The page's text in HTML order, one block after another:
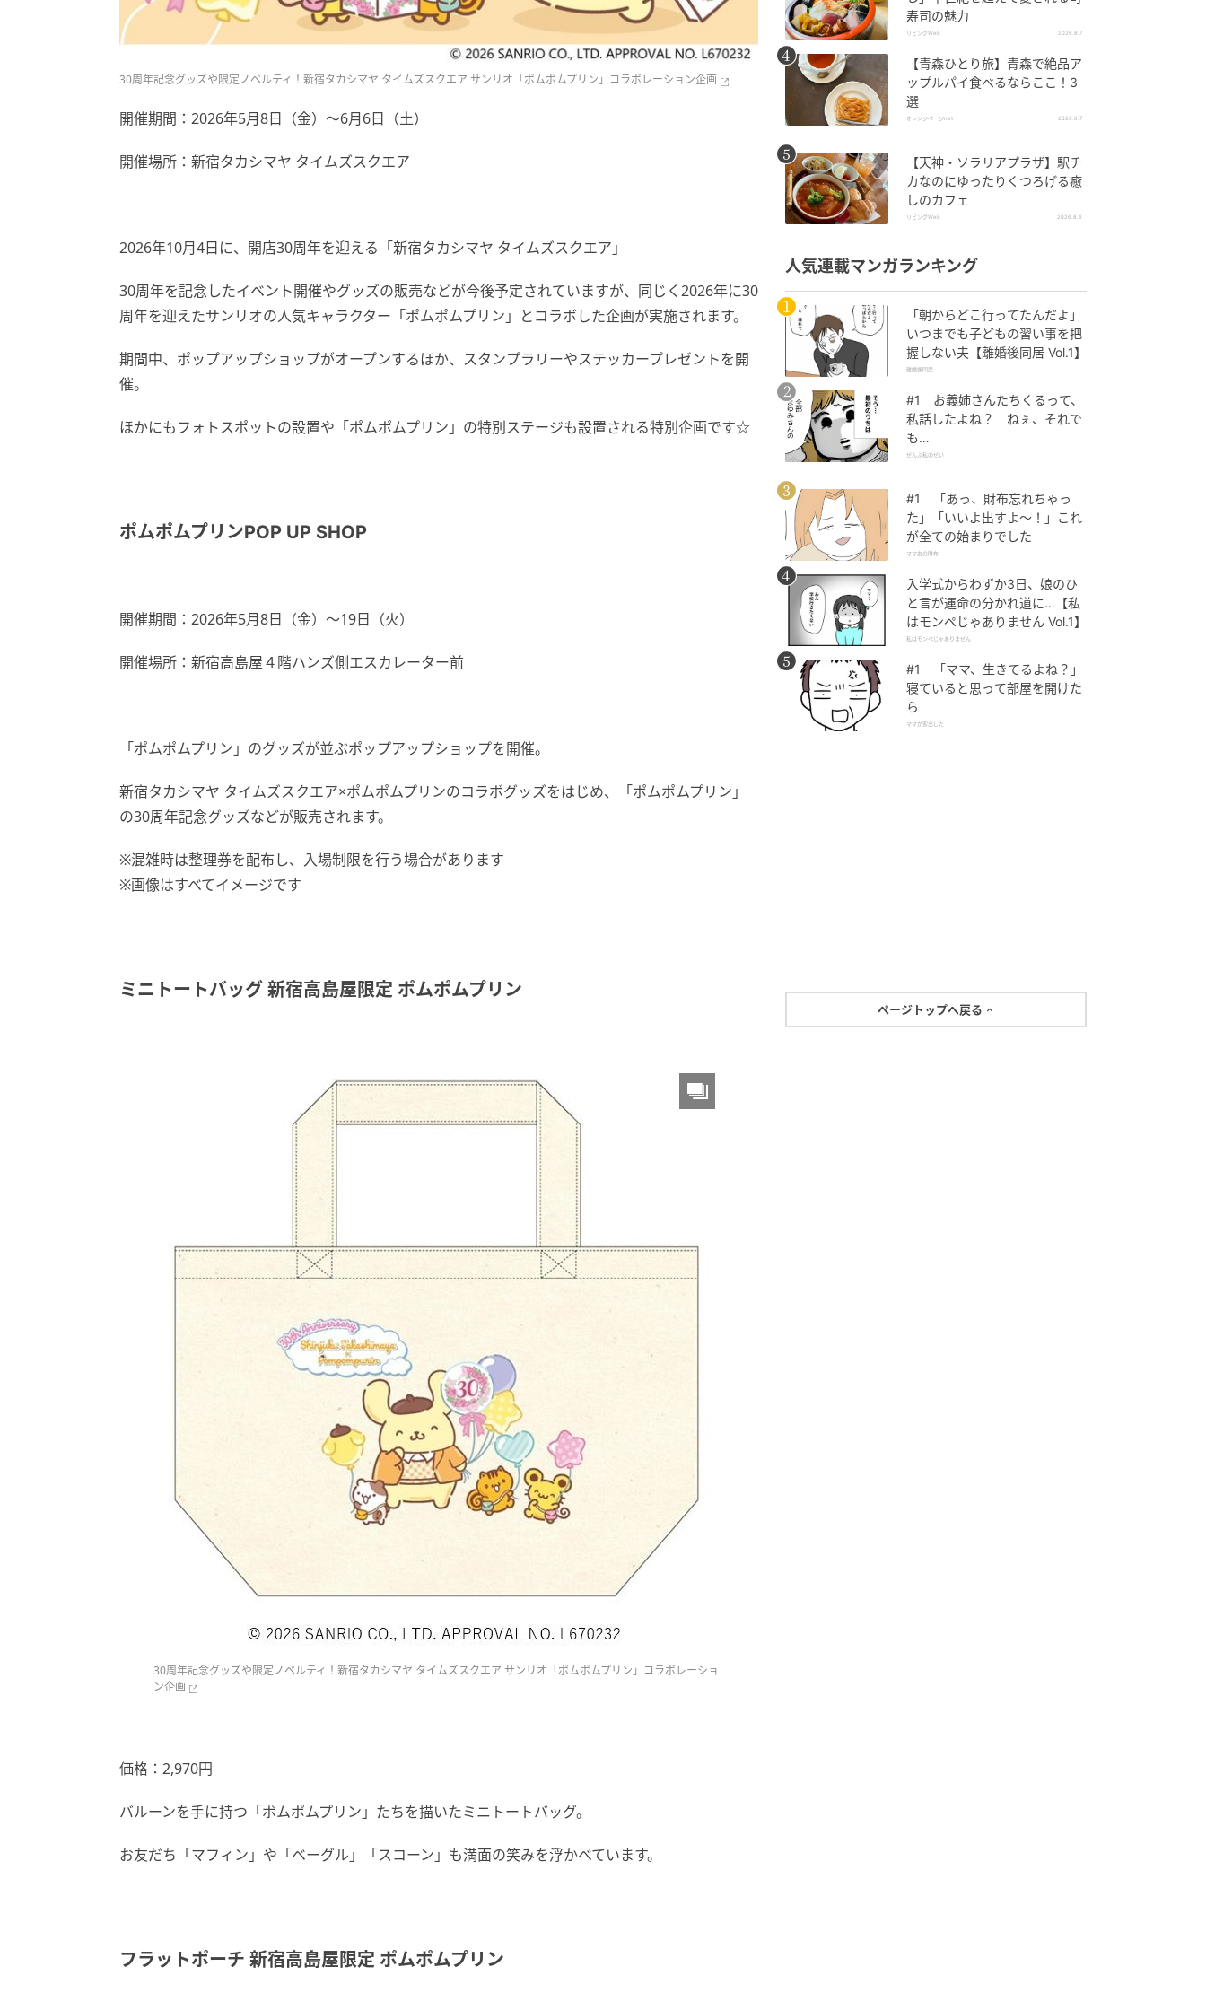
30周年記念グッズや限定ノベルティ！新宿タカシマヤ タイムズスクエア サンリオ「ポムポムプリン」コラボレーション企画
開催期間：2026年5月8日（金）～6月6日（土）
開催場所：新宿タカシマヤ タイムズスクエア
2026年10月4日に、開店30周年を迎える「新宿タカシマヤ タイムズスクエア」
30周年を記念したイベント開催やグッズの販売などが今後予定されていますが、同じく2026年に30
周年を迎えたサンリオの人気キャラクター「ポムポムプリン」とコラボした企画が実施されます。
期間中、ポップアップショップがオープンするほか、スタンプラリーやステッカープレゼントを開
催。
ほかにもフォトスポットの設置や「ポムポムプリン」の特別ステージも設置される特別企画です☆
ポムポムプリンPOP UP SHOP
開催期間：2026年5月8日（金）～19日（火）
開催場所：新宿高島屋４階ハンズ側エスカレーター前
「ポムポムプリン」のグッズが並ぶポップアップショップを開催。
新宿タカシマヤ タイムズスクエア×ポムポムプリンのコラボグッズをはじめ、「ポムポムプリン」
の30周年記念グッズなどが販売されます。
※混雑時は整理券を配布し、入場制限を行う場合があります
※画像はすべてイメージです
ミニトートバッグ 新宿高島屋限定 ポムポムプリン
30周年記念グッズや限定ノベルティ！新宿タカシマヤ タイムズスクエア サンリオ「ポムポムプリン」コラボレーショ
ン企画
価格：2,970円
バルーンを手に持つ「ポムポムプリン」たちを描いたミニトートバッグ。
お友だち「マフィン」や「ベーグル」「スコーン」も満面の笑みを浮かべています。
フラットポーチ 新宿高島屋限定 ポムポムプリン
寿司の魅力
リビングWeb 2026.8.7
【青森ひとり旅】青森で絶品ア
ップルパイ食べるならここ！3
選
オレンジページnet 2026.8.7
【天神・ソラリアプラザ】駅チ
カなのにゆったりくつろげる癒
しのカフェ
リビングWeb 2026.8.6
人気連載マンガランキング
「朝からどこ行ってたんだよ」
いつまでも子どもの習い事を把
握しない夫【離婚後同居 Vol.1】
離婚後同居
#1 お義姉さんたちくるって、
私話したよね？ ねぇ、それで
も…
ぜんぶ私のせい
#1 「あっ、財布忘れちゃっ
た」「いいよ出すよ〜！」これ
が全ての始まりでした
ママ友の財布
入学式からわずか3日、娘のひ
と言が運命の分かれ道に…【私
はモンペじゃありません Vol.1】
私はモンペじゃありません
#1 「ママ、生きてるよね？」
寝ていると思って部屋を開けた
ら
ママが家出した
ページトップへ戻る